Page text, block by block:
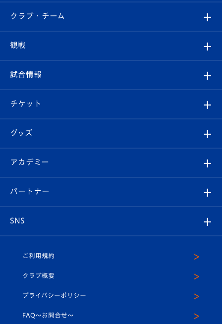
すべて
クラブ
試合情報
チケット
イベント
メディア
ホームタウン
クラブ・チーム
クラブ概要
エンブレム紹介
スタッフプロフィール
マスコット紹介
平和祈念活動
観戦
観戦ルール
はじめての観戦ガイド
Revive Team
ヴィヴィくんの長崎おもてなしガイド
試合情報
試合日程/結果
フォトギャラリー
スタジアムグルメ
チケット
チケット
V-LOVERS（ファンクラブ）
プレイヤーズスイート
グッズ
オンラインショップ
店舗情報
アカデミー
育成からのお知らせ
U-18
スクール
パートナー
SNS
ヴィヴィくんインスタグラム
公式LINE＠
ご利用規約
クラブ概要
プライバシーポリシー
FAQ〜お問合せ〜